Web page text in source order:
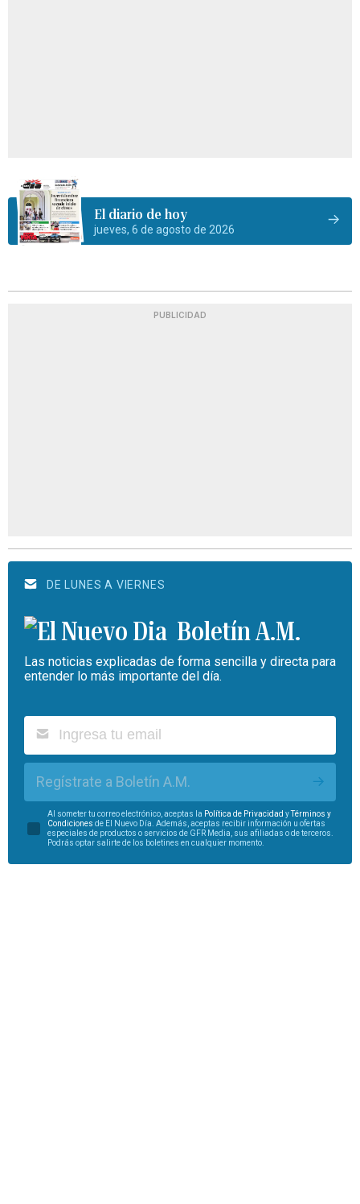
El diario de hoy
jueves, 6 de agosto de 2026
PUBLICIDAD
DE LUNES A VIERNES
Boletín A.M.
Las noticias explicadas de forma sencilla y directa para
entender lo más importante del día.
Regístrate a Boletín A.M.
Al someter tu correo electrónico, aceptas la Política de Privacidad yTérminos y
Condiciones de El Nuevo Día. Además, aceptas recibir información u ofertas
especiales de productos o servicios de GFR Media, sus afiliadas o de terceros.
Podrás optar salirte de los boletines en cualquier momento.